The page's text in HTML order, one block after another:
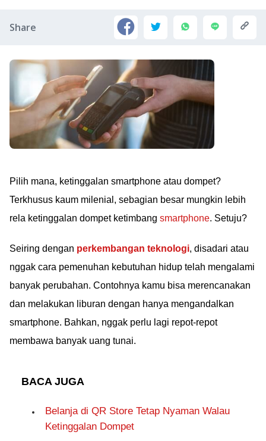
Share
Pilih mana, ketinggalan smartphone atau dompet?
Terkhusus kaum milenial, sebagian besar mungkin lebih
rela ketinggalan dompet ketimbang smartphone. Setuju?
Seiring dengan perkembangan teknologi, disadari atau
nggak cara pemenuhan kebutuhan hidup telah mengalami
banyak perubahan. Contohnya kamu bisa merencanakan
dan melakukan liburan dengan hanya mengandalkan
smartphone. Bahkan, nggak perlu lagi repot-repot
membawa banyak uang tunai.
BACA JUGA
Belanja di QR Store Tetap Nyaman Walau
Ketinggalan Dompet